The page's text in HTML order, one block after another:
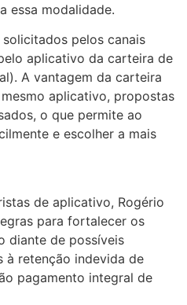
essa modalidade.
pelos canais
aplicativo da carteira de
A vantagem da carteira
aplicativo, propostas
o que permite ao
e escolher a mais
de aplicativo, Rogério
para fortalecer os
diante de possíveis
à retenção indevida de
pagamento integral de